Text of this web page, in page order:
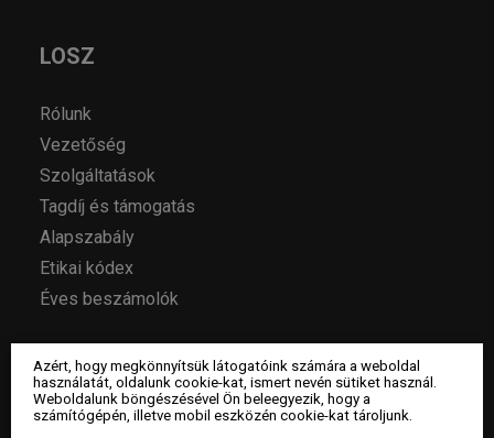
LOSZ
Rólunk
Vezetőség
Szolgáltatások
Tagdíj és támogatás
Alapszabály
Etikai kódex
Éves beszámolók
TERVEZŐK
Lakberendezők
Azért, hogy megkönnyítsük látogatóink számára a weboldal
használatát, oldalunk cookie-kat, ismert nevén sütiket használ.
Weboldalunk böngészésével Ön beleegyezik, hogy a
számítógépén, illetve mobil eszközén cookie-kat tároljunk.